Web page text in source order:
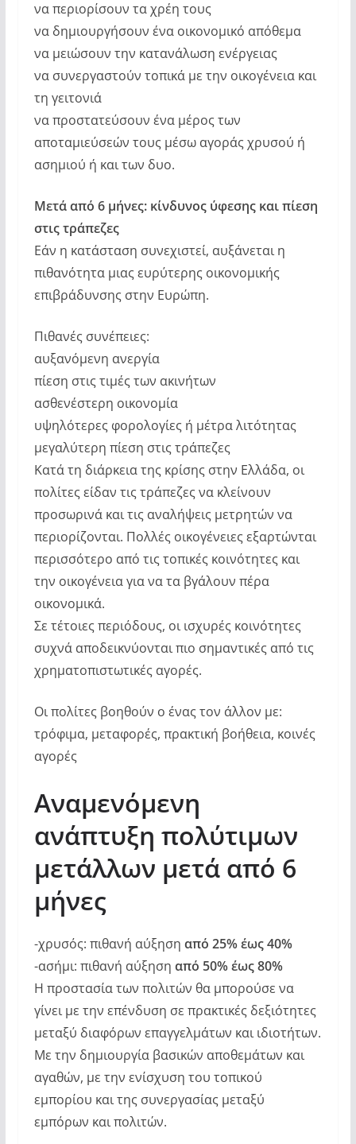
να περιορίσουν τα χρέη τους
να δημιουργήσουν ένα οικονομικό απόθεμα
να μειώσουν την κατανάλωση ενέργειας
να συνεργαστούν τοπικά με την οικογένεια και
τη γειτονιά
να προστατεύσουν ένα μέρος των
αποταμιεύσεών τους μέσω αγοράς χρυσού ή
ασημιού ή και των δυο.
Μετά από 6 μήνες: κίνδυνος ύφεσης και πίεση
στις τράπεζες
Εάν η κατάσταση συνεχιστεί, αυξάνεται η
πιθανότητα μιας ευρύτερης οικονομικής
επιβράδυνσης στην Ευρώπη.
Πιθανές συνέπειες:
αυξανόμενη ανεργία
πίεση στις τιμές των ακινήτων
ασθενέστερη οικονομία
υψηλότερες φορολογίες ή μέτρα λιτότητας
μεγαλύτερη πίεση στις τράπεζες
Κατά τη διάρκεια της κρίσης στην Ελλάδα, οι
πολίτες είδαν τις τράπεζες να κλείνουν
προσωρινά και τις αναλήψεις μετρητών να
περιορίζονται. Πολλές οικογένειες εξαρτώνται
περισσότερο από τις τοπικές κοινότητες και
την οικογένεια για να τα βγάλουν πέρα ​​
οικονομικά.
Σε τέτοιες περιόδους, οι ισχυρές κοινότητες
συχνά αποδεικνύονται πιο σημαντικές από τις
χρηματοπιστωτικές αγορές.
Οι πολίτες βοηθούν ο ένας τον άλλον με:
τρόφιμα, μεταφορές, πρακτική βοήθεια, κοινές
αγορές
Αναμενόμενη
ανάπτυξη πολύτιμων
μετάλλων μετά από 6
μήνες
-χρυσός: πιθανή αύξηση από 25% έως 40%
-ασήμι: πιθανή αύξηση από 50% έως 80%
Η προστασία των πολιτών θα μπορούσε να
γίνει με την επένδυση σε πρακτικές δεξιότητες
μεταξύ διαφόρων επαγγελμάτων και ιδιοτήτων.
Με την δημιουργία βασικών αποθεμάτων και
αγαθών, με την ενίσχυση του τοπικού
εμπορίου και της συνεργασίας μεταξύ
εμπόρων και πολιτών.